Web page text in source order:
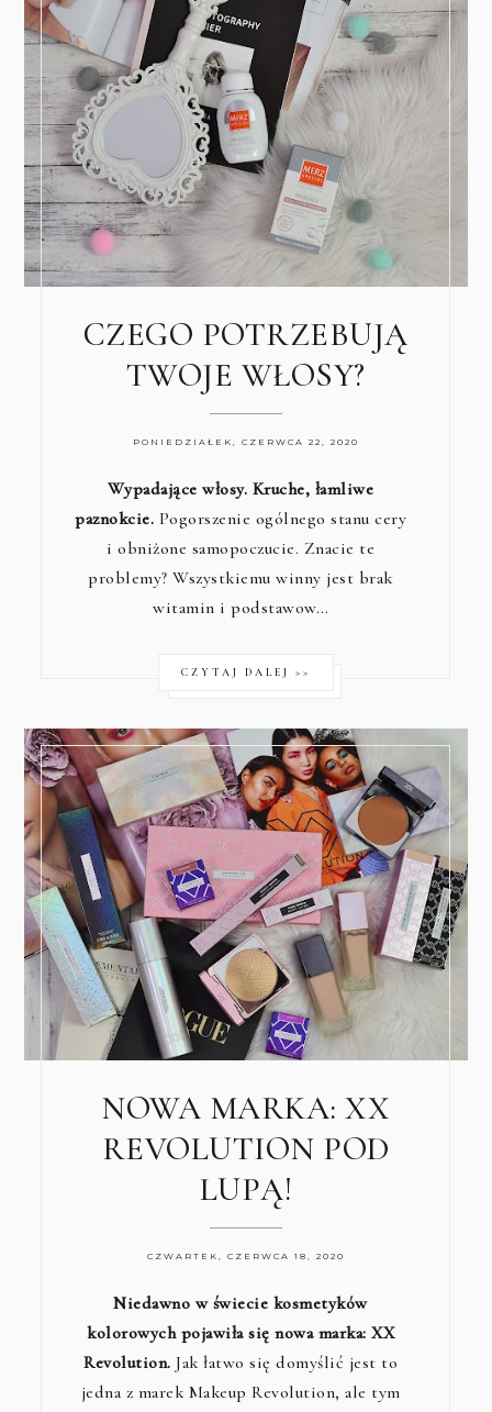
CZEGO POTRZEBUJĄ
TWOJE WŁOSY?
PONIEDZIAŁEK, CZERWCA 22, 2020
Wypadające włosy. Kruche, łamliwe
paznokcie. Pogorszenie ogólnego stanu cery
i obniżone samopoczucie. Znacie te
problemy? Wszystkiemu winny jest brak
witamin i podstawow…
CZYTAJ DALEJ >>
NOWA MARKA: XX
REVOLUTION POD
LUPĄ!
CZWARTEK, CZERWCA 18, 2020
Niedawno w świecie kosmetyków
kolorowych pojawiła się nowa marka: XX
Revolution.Jak łatwo się domyślić jest to
jedna z marek Makeup Revolution, ale tym